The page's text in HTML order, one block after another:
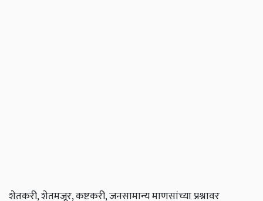
शेतकरी, शेतमजूर, कष्टकरी, जनसामान्य माणसांच्या प्रश्नावर